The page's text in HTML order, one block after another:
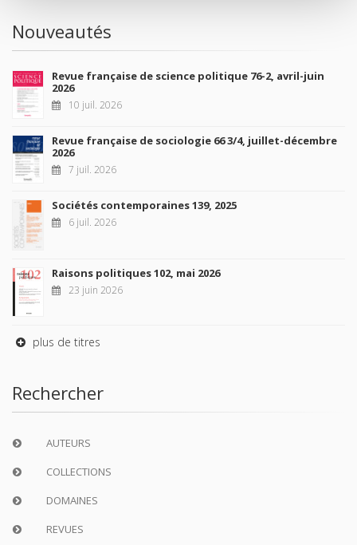
Nouveautés
Revue française de science politique 76-2, avril-juin
2026
10 juil. 2026
Revue française de sociologie 66 3/4, juillet-décembre
2026
7 juil. 2026
Sociétés contemporaines 139, 2025
6 juil. 2026
Raisons politiques 102, mai 2026
23 juin 2026
plus de titres
Rechercher
AUTEURS
COLLECTIONS
DOMAINES
REVUES